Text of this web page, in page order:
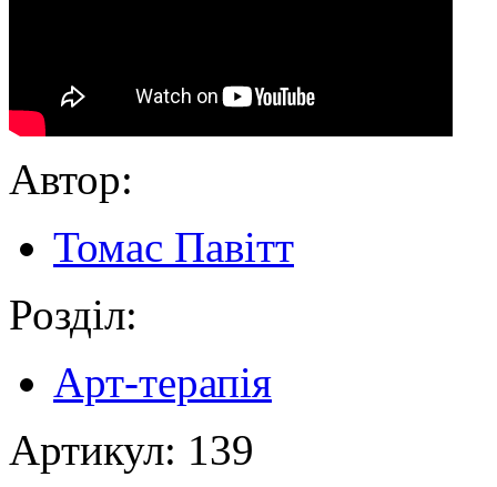
Автор:
Томас Павітт
Розділ:
Арт-терапія
Артикул: 139